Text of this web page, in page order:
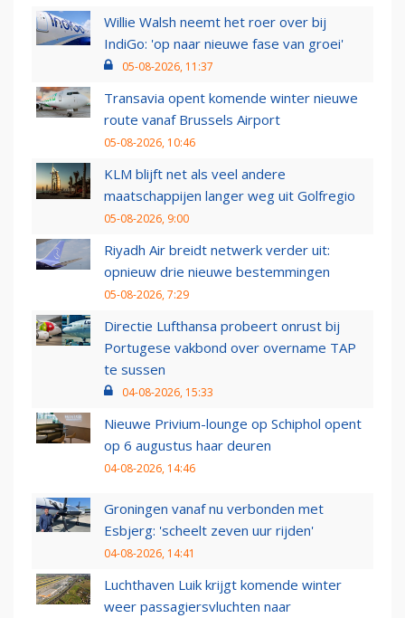
Willie Walsh neemt het roer over bij
IndiGo: 'op naar nieuwe fase van groei'
05-08-2026, 11:37
Transavia opent komende winter nieuwe
route vanaf Brussels Airport
05-08-2026, 10:46
KLM blijft net als veel andere
maatschappijen langer weg uit Golfregio
05-08-2026, 9:00
Riyadh Air breidt netwerk verder uit:
opnieuw drie nieuwe bestemmingen
05-08-2026, 7:29
Directie Lufthansa probeert onrust bij
Portugese vakbond over overname TAP
te sussen
04-08-2026, 15:33
Nieuwe Privium-lounge op Schiphol opent
op 6 augustus haar deuren
04-08-2026, 14:46
Groningen vanaf nu verbonden met
Esbjerg: 'scheelt zeven uur rijden'
04-08-2026, 14:41
Luchthaven Luik krijgt komende winter
weer passagiersvluchten naar